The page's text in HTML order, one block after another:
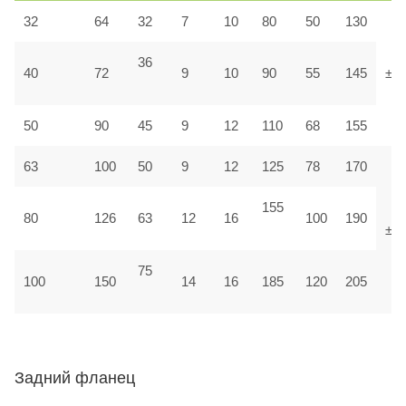
32 64 32 7 10 80 50 130
40 72
36
9 10 90 55 145
50 90 45 9 12 110 68 155
63 100 50 9 12 125 78 170
80 126 63 12 16
155
100 190
100 150
75
14 16 185 120 205
Задний фланец